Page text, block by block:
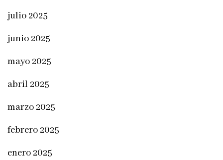
julio 2025
junio 2025
mayo 2025
abril 2025
marzo 2025
febrero 2025
enero 2025